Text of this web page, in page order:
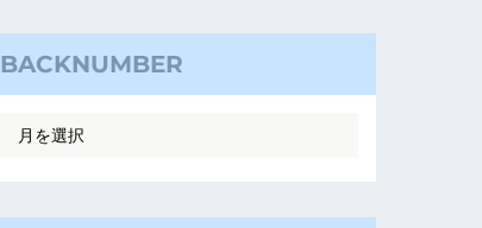
BACKNUMBER